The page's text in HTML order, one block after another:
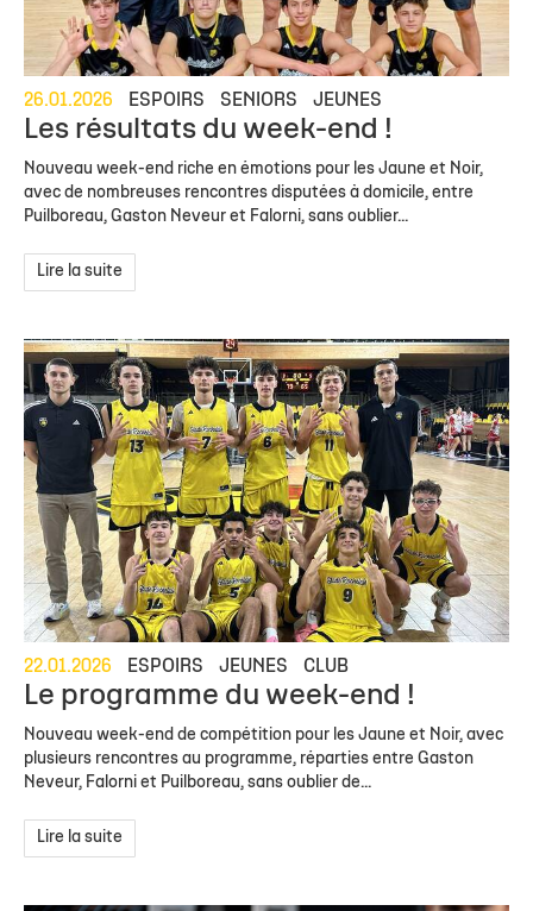
26.01.2026 ESPOIRS SENIORS JEUNES
Les résultats du week-end !
Nouveau week-end riche en émotions pour les Jaune et Noir,
avec de nombreuses rencontres disputées à domicile, entre
Puilboreau, Gaston Neveur et Falorni, sans oublier...
Lire la suite
22.01.2026 ESPOIRS JEUNES CLUB
Le programme du week-end !
Nouveau week-end de compétition pour les Jaune et Noir, avec
plusieurs rencontres au programme, réparties entre Gaston
Neveur, Falorni et Puilboreau, sans oublier de...
Lire la suite